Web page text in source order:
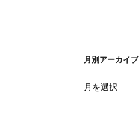
月別アーカイブ